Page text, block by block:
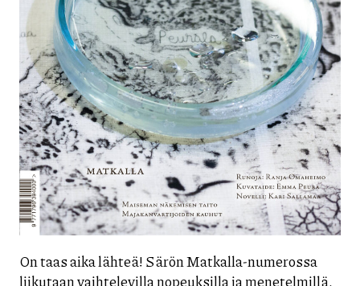
On taas aika lähteä! Särön Matkalla-numerossa
liikutaan vaihtelevilla nopeuksilla ja menetelmillä.